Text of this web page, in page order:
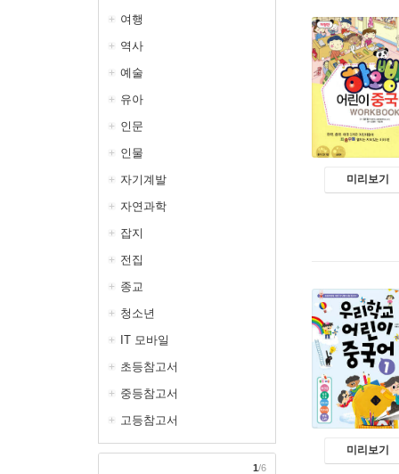
여행
역사
예술
유아
인문
인물
자기계발
자연과학
잡지
전집
종교
청소년
IT 모바일
초등참고서
중등참고서
고등참고서
1/6
미리보기
미리보기